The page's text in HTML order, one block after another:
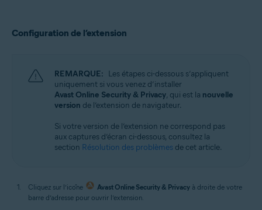
Configuration de l’extension
REMARQUE: Les étapes ci-dessous s’appliquent
uniquement si vous venez d’installer
Avast Online Security & Privacy, qui est la nouvelle
version de l’extension de navigateur.
Si votre version de l’extension ne correspond pas
aux captures d’écran ci-dessous, consultez la
section Résolution des problèmes de cet article.
Cliquez sur l’icône Avast Online Security & Privacy à droite de votre
barre d’adresse pour ouvrir l’extension.